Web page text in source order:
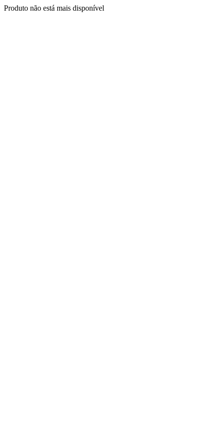
Produto não está mais disponível